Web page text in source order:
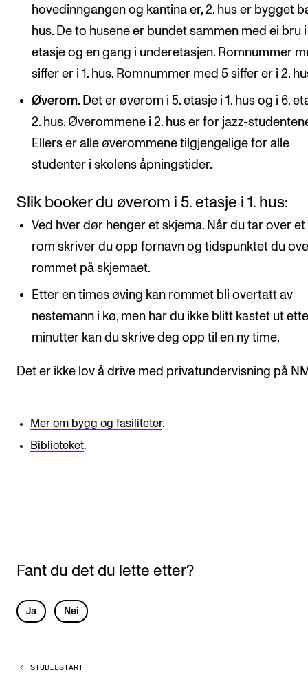
hovedinngangen og kantina er, 2. hus er bygget
hus. De to husene er bundet sammen med ei bru i
etasje og en gang i underetasjen. Romnummer
siffer er i 1. hus. Romnummer med 5 siffer er i 2.
Øverom. Det er øverom i 5. etasje i 1. hus og i 6.
2. hus. Øverommene i 2. hus er for jazz-
Ellers er alle øverommene tilgjengelige for alle
studenter i skolens åpningstider.
Slik booker du øverom i 5. etasje i 1. hus:
Ved hver dør henger et skjema. Når du tar over
rom skriver du opp fornavn og tidspunktet du
rommet på skjemaet.
Etter en times øving kan rommet bli overtatt av
nestemann i kø, men har du ikke blitt kastet ut
minutter kan du skrive deg opp til en ny time.
Det er ikke lov å drive med privatundervisning på
Mer om bygg og fasiliteter.
Biblioteket.
Fant du det du lette etter?
L
v
Ja Nei
STUDIESTART